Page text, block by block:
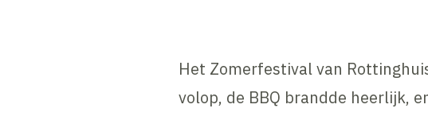
Het Zomerfestival van
volop, de BBQ brandde heerlijk,